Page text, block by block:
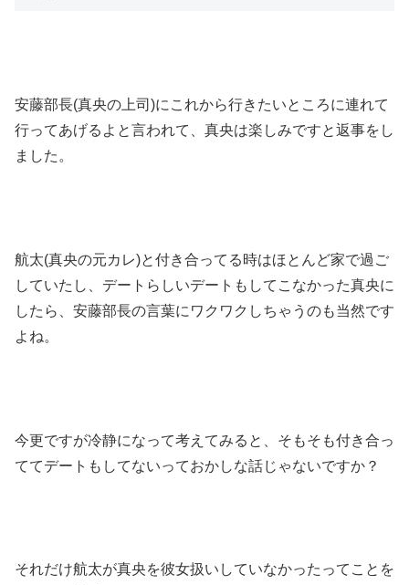
安藤部長(真央の上司)にこれから行きたいところに連れて
行ってあげるよと言われて、真央は楽しみですと返事をし
ました。
航太(真央の元カレ)と付き合ってる時はほとんど家で過ご
していたし、デートらしいデートもしてこなかった真央に
したら、安藤部長の言葉にワクワクしちゃうのも当然です
よね。
今更ですが冷静になって考えてみると、そもそも付き合っ
ててデートもしてないっておかしな話じゃないですか？
それだけ航太が真央を彼女扱いしていなかったってことを